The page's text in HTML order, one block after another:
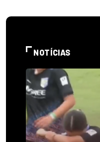
NOTÍCIAS